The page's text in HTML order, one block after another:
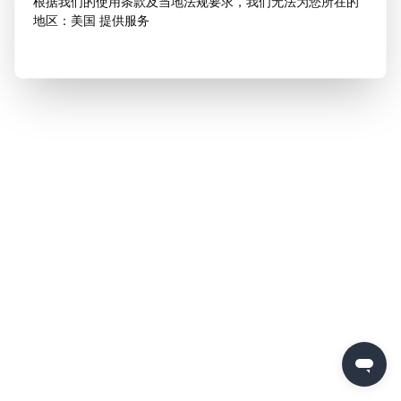
地区：美国 提供服务